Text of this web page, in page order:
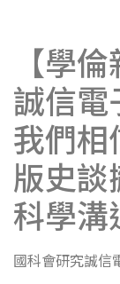
【學
誠信
我們相
版史
科學溝
國科會研究誠信